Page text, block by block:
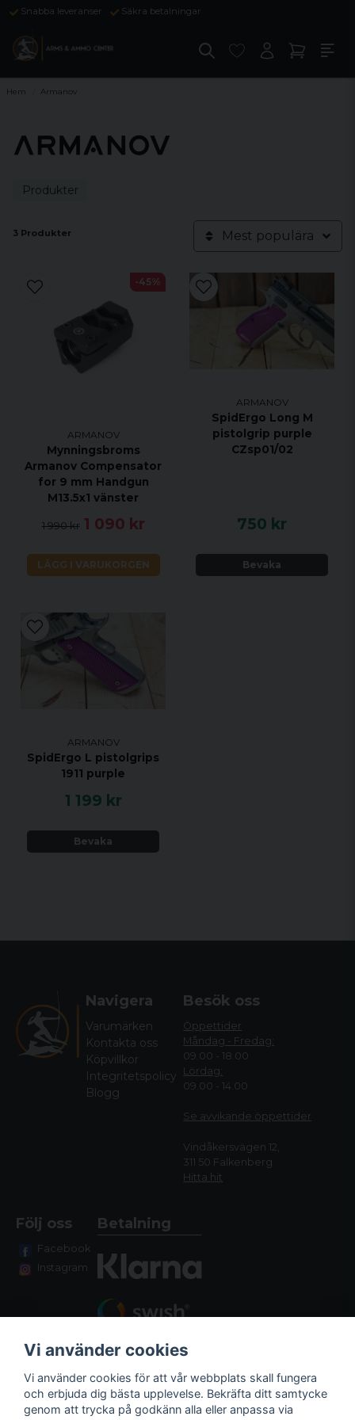
Snabba leveranser Säkra betalningar
Hem Armanov
Produkter
3 Produkter Mest populära
ARMANOV
Mynningsbroms
Armanov Compensator
for 9 mm Handgun
M13.5x1 vänster
1 990 kr 1 090 kr
LÄGG I VARUKORGEN
-45%
ARMANOV
SpidErgo Long M
pistolgrip purple
CZsp01/02
750 kr
Bevaka
ARMANOV
SpidErgo L pistolgrips
1911 purple
1 199 kr
Bevaka
Navigera
Varumärken
Kontakta oss
Köpvillkor
Integritetspolicy
Blogg
Besök oss
Öppettider
Måndag - Fredag:
09.00 - 18.00
Lördag:
09.00 - 14.00
Se avvikande öppettider
Vindåkersvägen 12,
311 50 Falkenberg
Hitta hit
Följ oss
Facebook
Instagram
Betalning
Vi använder cookies
Vi använder cookies för att vår webbplats skall fungera
och erbjuda dig bästa upplevelse. Bekräfta ditt samtycke
genom att trycka på godkänn alla eller anpassa via